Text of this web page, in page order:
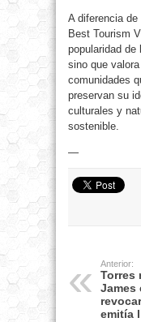
A diferencia
Best Tourism
popularidad
sino que
comunidades
preservan su
culturales y
sostenible.
—
Anterior:
Torres
James
emitía